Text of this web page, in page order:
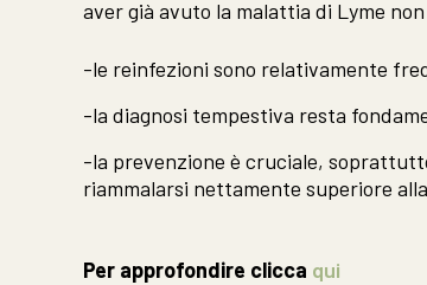
aver già avuto la malattia di Lyme
-le reinfezioni sono relativamente
-la diagnosi tempestiva resta
-la prevenzione è cruciale,
riammalarsi nettamente superiore
Per approfondire clicca qui